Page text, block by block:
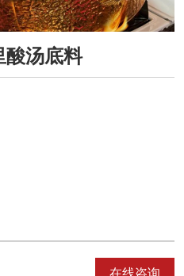
酸汤底料
在线咨询